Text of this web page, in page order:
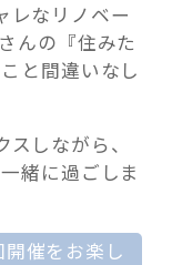
レなリノベー
んの『住みた
と間違いなし
しながら、
緒に過ごしま
催をお楽し